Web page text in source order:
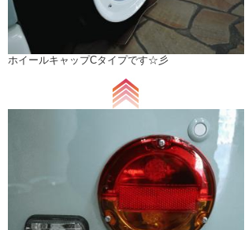
ホイールキャップCタイプです☆彡